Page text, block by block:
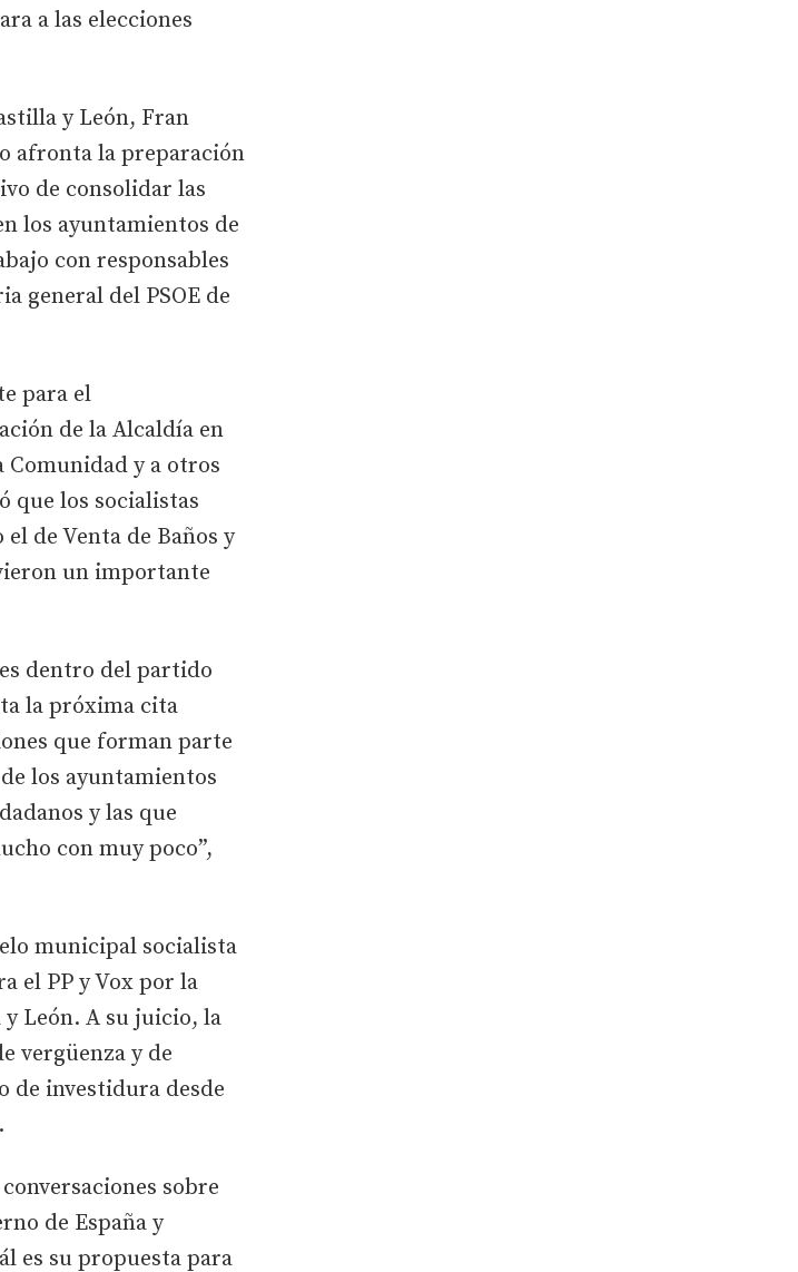
a las elecciones
y León, Fran
afronta la preparación
de consolidar las
los ayuntamientos de
con responsables
general del PSOE de
para el
de la Alcaldía en
Comunidad y a otros
que los socialistas
de Venta de Baños y
un importante
dentro del partido
la próxima cita
que forman parte
los ayuntamientos
y las que
con muy poco”,
municipal socialista
el PP y Vox por la
León. A su juicio, la
vergüenza y de
de investidura desde
sobre
de España y
es su propuesta para